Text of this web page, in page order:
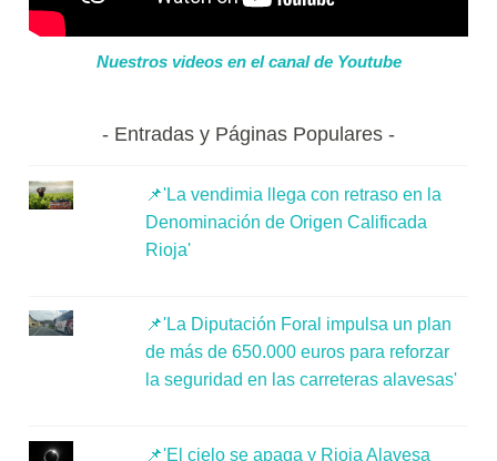
Nuestros videos en el canal de Youtube
Entradas y Páginas Populares
📌'La vendimia llega con retraso en la
Denominación de Origen Calificada
Rioja'
📌'La Diputación Foral impulsa un plan
de más de 650.000 euros para reforzar
la seguridad en las carreteras alavesas'
📌'El cielo se apaga y Rioja Alavesa